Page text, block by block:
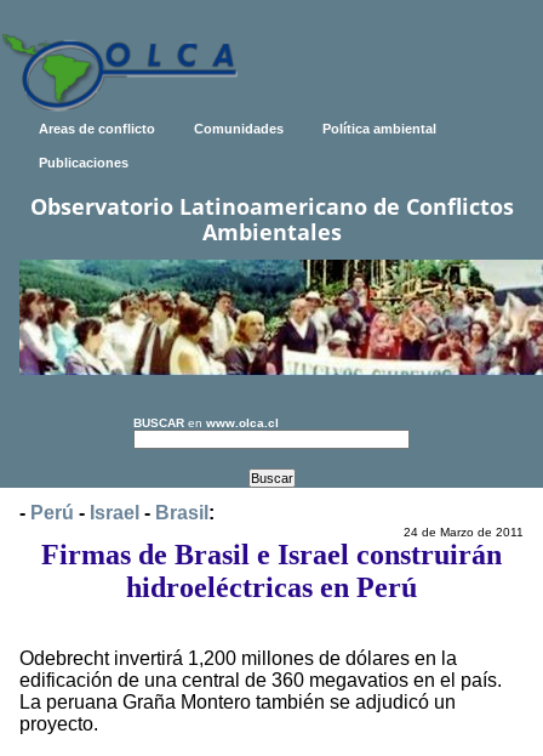
Areas de conflicto Comunidades Política ambiental
Publicaciones
Observatorio Latinoamericano de Conflictos
Ambientales
BUSCAR en www.olca.cl
- Perú - Israel - Brasil :
24 de Marzo de 2011
Firmas de Brasil e Israel construirán
hidroeléctricas en Perú
Odebrecht invertirá 1,200 millones de dólares en la
edificación de una central de 360 megavatios en el país.
La peruana Graña Montero también se adjudicó un
proyecto.